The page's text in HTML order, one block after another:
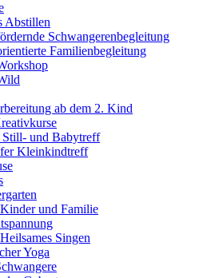
Abstillen
Schwangerenbegleitung
Familienbegleitung
ab dem 2. Kind
und Babytreff
Kleinkindtreff
und Familie
Singen
Yoga